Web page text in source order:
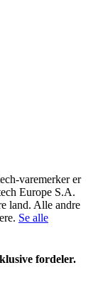
varemerker er
Europe S.A.
land. Alle andre
Se alle
fordeler.